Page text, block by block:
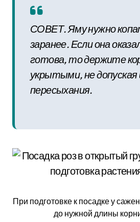
СОВЕТ. Яму нужно
заранее. Если она
готова, то держите
укрытыми, не допуская
пересыхания.
При подготовке к посадке у
до нужной длины